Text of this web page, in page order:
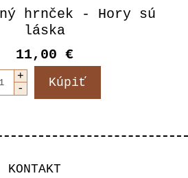
hrnček - Hory sú
láska
11,00 €
KONTAKT